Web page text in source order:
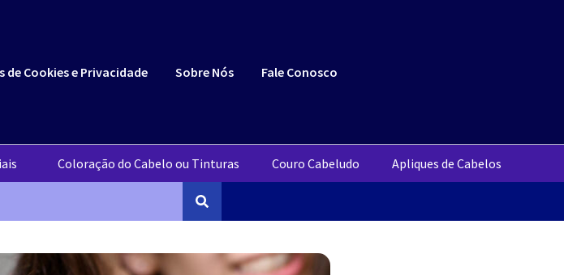
de Cookies e Privacidade Sobre Nós Fale Conosco
Coloração do Cabelo ou Tinturas Couro Cabeludo Apliques de Cabelos